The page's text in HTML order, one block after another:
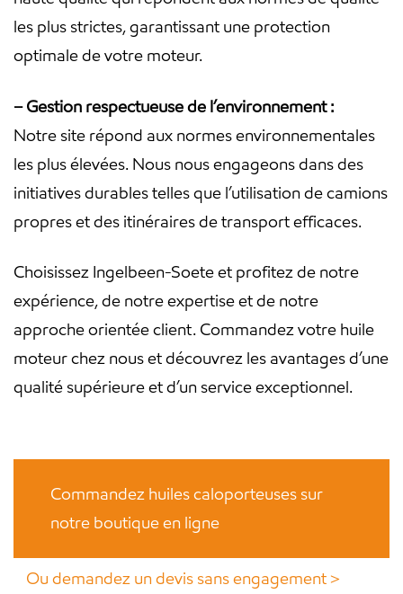
les plus strictes, garantissant une protection
optimale de votre moteur.
– Gestion respectueuse de l’environnement :
Notre site répond aux normes environnementales
les plus élevées. Nous nous engageons dans des
initiatives durables telles que l’utilisation de camions
propres et des itinéraires de transport efficaces.
Choisissez Ingelbeen-Soete et profitez de notre
expérience, de notre expertise et de notre
approche orientée client. Commandez votre huile
moteur chez nous et découvrez les avantages d’une
qualité supérieure et d’un service exceptionnel.
Commandez huiles caloporteuses sur
notre boutique en ligne
Ou demandez un devis sans engagement＞